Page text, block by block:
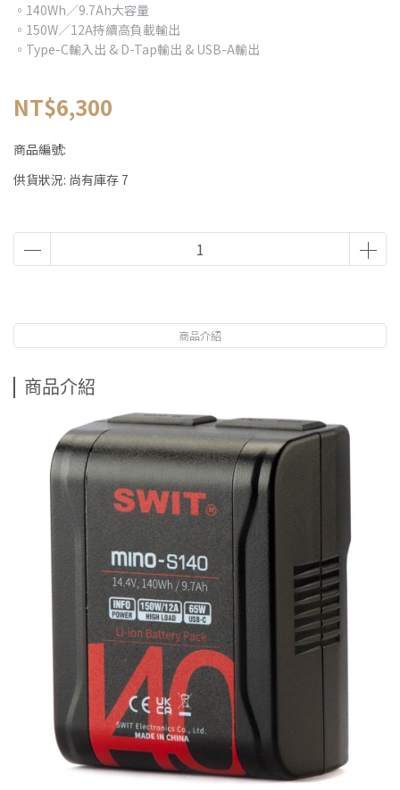
。140Wh／9.7Ah大容量
。150W／12A持續高負載輸出
。Type-C輸入出 & D-Tap輸出 & USB-A輸出
NT$6,300
商品編號:
供貨狀況: 尚有庫存 7
商品介紹
商品介紹